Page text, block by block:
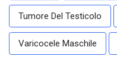
Tumore Del Testicolo
Varicocele Maschile